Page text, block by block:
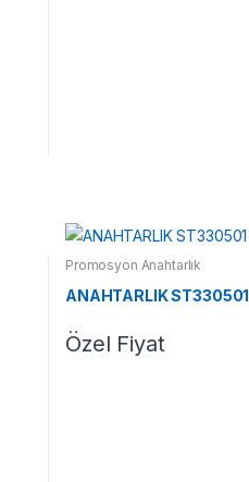
Promosyon Anahtarlık
ANAHTARLIK ST330501
Özel Fiyat